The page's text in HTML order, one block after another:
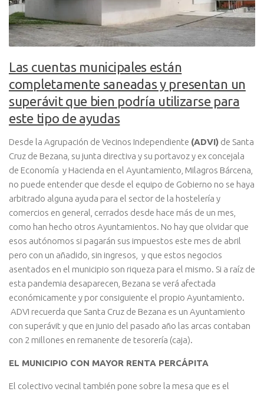
Las cuentas municipales están
completamente saneadas y presentan un
superávit que bien podría utilizarse para
este tipo de ayudas
Desde la Agrupación de Vecinos Independiente (ADVI) de Santa
Cruz de Bezana, su junta directiva y su portavoz y ex concejala
de Economía y Hacienda en el Ayuntamiento, Milagros Bárcena,
no puede entender que desde el equipo de Gobierno no se haya
arbitrado alguna ayuda para el sector de la hostelería y
comercios en general, cerrados desde hace más de un mes,
como han hecho otros Ayuntamientos. No hay que olvidar que
esos autónomos si pagarán sus impuestos este mes de abril
pero con un añadido, sin ingresos, y que estos negocios
asentados en el municipio son riqueza para el mismo. Si a raíz de
esta pandemia desaparecen, Bezana se verá afectada
económicamente y por consiguiente el propio Ayuntamiento.
ADVI recuerda que Santa Cruz de Bezana es un Ayuntamiento
con superávit y que en junio del pasado año las arcas contaban
con 2 millones en remanente de tesorería (caja).
EL MUNICIPIO CON MAYOR RENTA PERCÁPITA
El colectivo vecinal también pone sobre la mesa que es el